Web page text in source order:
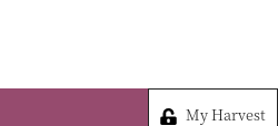
My Harvest